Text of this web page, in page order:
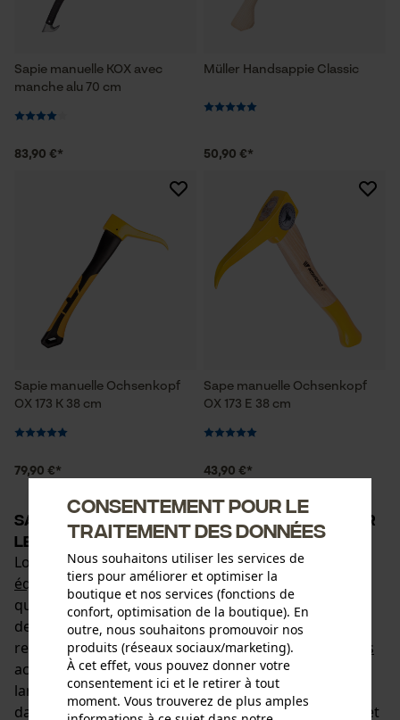
Sapie manuelle KOX avec
manche alu 70 cm
83,90 €*
Müller Handsappie Classic
50,90 €*
Sapie manuelle Ochsenkopf
OX 173 K 38 cm
79,90 €*
Sape manuelle Ochsenkopf
OX 173 E 38 cm
43,90 €*
Sappies : Outils forestiers pratiques pour
le déplacement du bois
Lors du travail en forêt et dans le jardin, les
équipements et machines forestiersmotorisés tels
que les tronçonneuses et les débroussailleuses sont
des aides précieuses qui facilitent le travail et le
rendent plus efficace. Cependant, lesoutils forestiers
actionnés par la force musculaire sont également
largement utilisés dans l'exploitation forestière et
dans le domaine privé. Après les travaux d'abattage et
Consentement pour le
traitement des données
Nous souhaitons utiliser les services de
tiers pour améliorer et optimiser la
boutique et nos services (fonctions de
confort, optimisation de la boutique). En
outre, nous souhaitons promouvoir nos
produits (réseaux sociaux/marketing).
À cet effet, vous pouvez donner votre
consentement ici et le retirer à tout
moment. Vous trouverez de plus amples